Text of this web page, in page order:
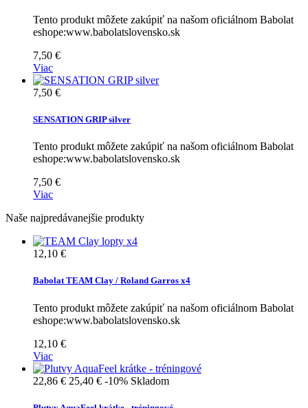
Tento produkt môžete zakúpiť na našom oficiálnom Babolat
eshope:www.babolatslovensko.sk
7,50 €
Viac
7,50 €
SENSATION GRIP silver
Tento produkt môžete zakúpiť na našom oficiálnom Babolat
eshope:www.babolatslovensko.sk
7,50 €
Viac
Naše najpredávanejšie produkty
12,10 €
Babolat TEAM Clay / Roland Garros x4
Tento produkt môžete zakúpiť na našom oficiálnom Babolat
eshope:www.babolatslovensko.sk
12,10 €
Viac
22,86 € 25,40 € -10% Skladom